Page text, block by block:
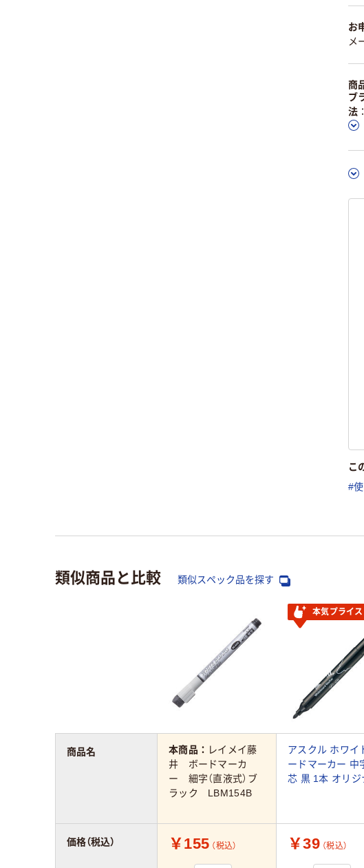
お
メ
商
ブ
法
こ
#
類似商品と比較 類似スペック品を探す
本気プライス
本商品： レイメイ藤
井 ボードマーカ
ー 細字（直液式）ブ
ラック LBM154B
アスクル ホワイ
ードマーカー 中
芯 黒 1本 オリジ
￥155 （税込） ￥39 （税込）
商品名
価格（税込）